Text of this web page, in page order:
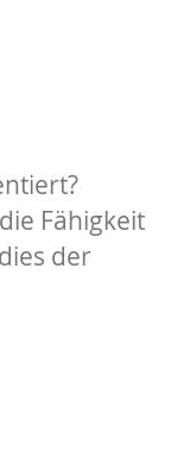
Fähigkeit
der